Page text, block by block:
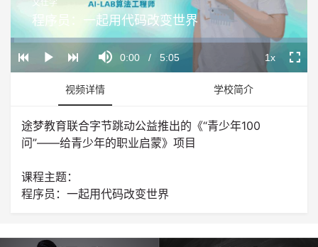
Video
Play
Current
0:00 / Duration
5:05
Loaded:
0%
Progress:
0%
Playback
Rate
1x
文仕学
程序员：一起用代码改变世界
视频详情 学校简介
途梦教育联合字节跳动公益推出的《“青少年100
问”——给青少年的职业启蒙》项目
课程主题：
程序员：一起用代码改变世界